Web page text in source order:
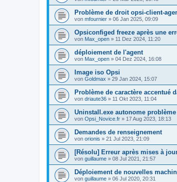
Problème de droit opsi-client-
von mfournier » 06 Jan 2025, 09:09
Opsiconfiged freeze après une
von Max_open » 11 Dez 2024, 11:20
déploiement de l'agent
von Max_open » 04 Dez 2024, 16:08
Image iso Opsi
von Goldmax » 29 Jan 2024, 15:07
Problème de caractère accentué
von driaute36 » 11 Okt 2023, 11:04
Uninstall.exe autonome problème
von Opsi_Novice.fr » 17 Aug 2023, 18:13
Demandes de renseignement
von orionis » 21 Jul 2023, 21:09
[Résolu] Erreur après mises à
von guillaume » 08 Jul 2021, 21:57
Déploiement de nouvelles
von guillaume » 06 Jul 2020, 20:31